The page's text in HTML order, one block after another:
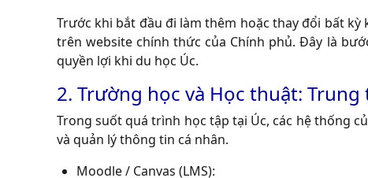
Trước khi bắt đầu đi làm thêm hoặc thay đổi bất
trên website chính thức của Chính phủ. Đây là
quyền lợi khi du học Úc.
2. Trường học và Học thuật:
Trong suốt quá trình học tập tại Úc, các hệ thống
và quản lý thông tin cá nhân.
Moodle / Canvas (LMS):